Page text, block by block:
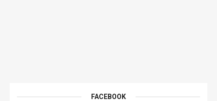
FACEBOOK